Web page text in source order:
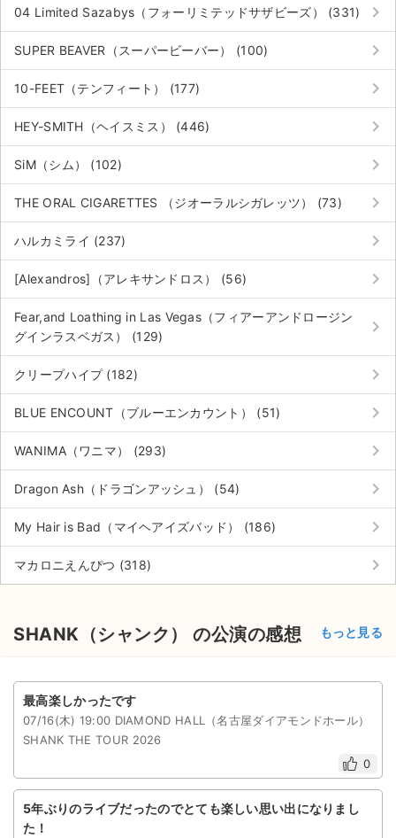
サイト情報
チケットジャム運営会社
プライバシーポリシー
特定商取引法に基づく表記
公演登録依頼
不正転売禁止法について
チケットジャムの取り組み
04 Limited Sazabys（フォーリミテッドサザビーズ） (331) keyboard_arrow_right
SUPER BEAVER（スーパービーバー） (100) keyboard_arrow_right
10-FEET（テンフィート） (177) keyboard_arrow_right
HEY-SMITH（ヘイスミス） (446) keyboard_arrow_right
SiM（シム） (102) keyboard_arrow_right
THE ORAL CIGARETTES （ジオーラルシガレッツ） (73) keyboard_arrow_right
ハルカミライ (237) keyboard_arrow_right
[Alexandros]（アレキサンドロス） (56) keyboard_arrow_right
Fear,and Loathing in Las Vegas（フィアーアンドロージン
グインラスベガス） (129)
keyboard_arrow_right
クリープハイプ (182) keyboard_arrow_right
BLUE ENCOUNT（ブルーエンカウント） (51) keyboard_arrow_right
WANIMA（ワニマ） (293) keyboard_arrow_right
Dragon Ash（ドラゴンアッシュ） (54) keyboard_arrow_right
My Hair is Bad（マイヘアイズバッド） (186) keyboard_arrow_right
マカロニえんぴつ (318) keyboard_arrow_right
SHANK（シャンク） の公演の感想 もっと見る
最高楽しかったです
07/16(木) 19:00 DIAMOND HALL（名古屋ダイアモンドホール）
SHANK THE TOUR 2026
0
5年ぶりのライブだったのでとても楽しい思い出になりまし
た！